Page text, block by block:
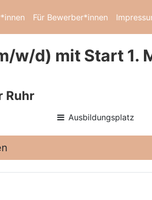
Für Bewerber*innen
w/d) mit Start 1.
Ruhr
Ausbildungsplatz